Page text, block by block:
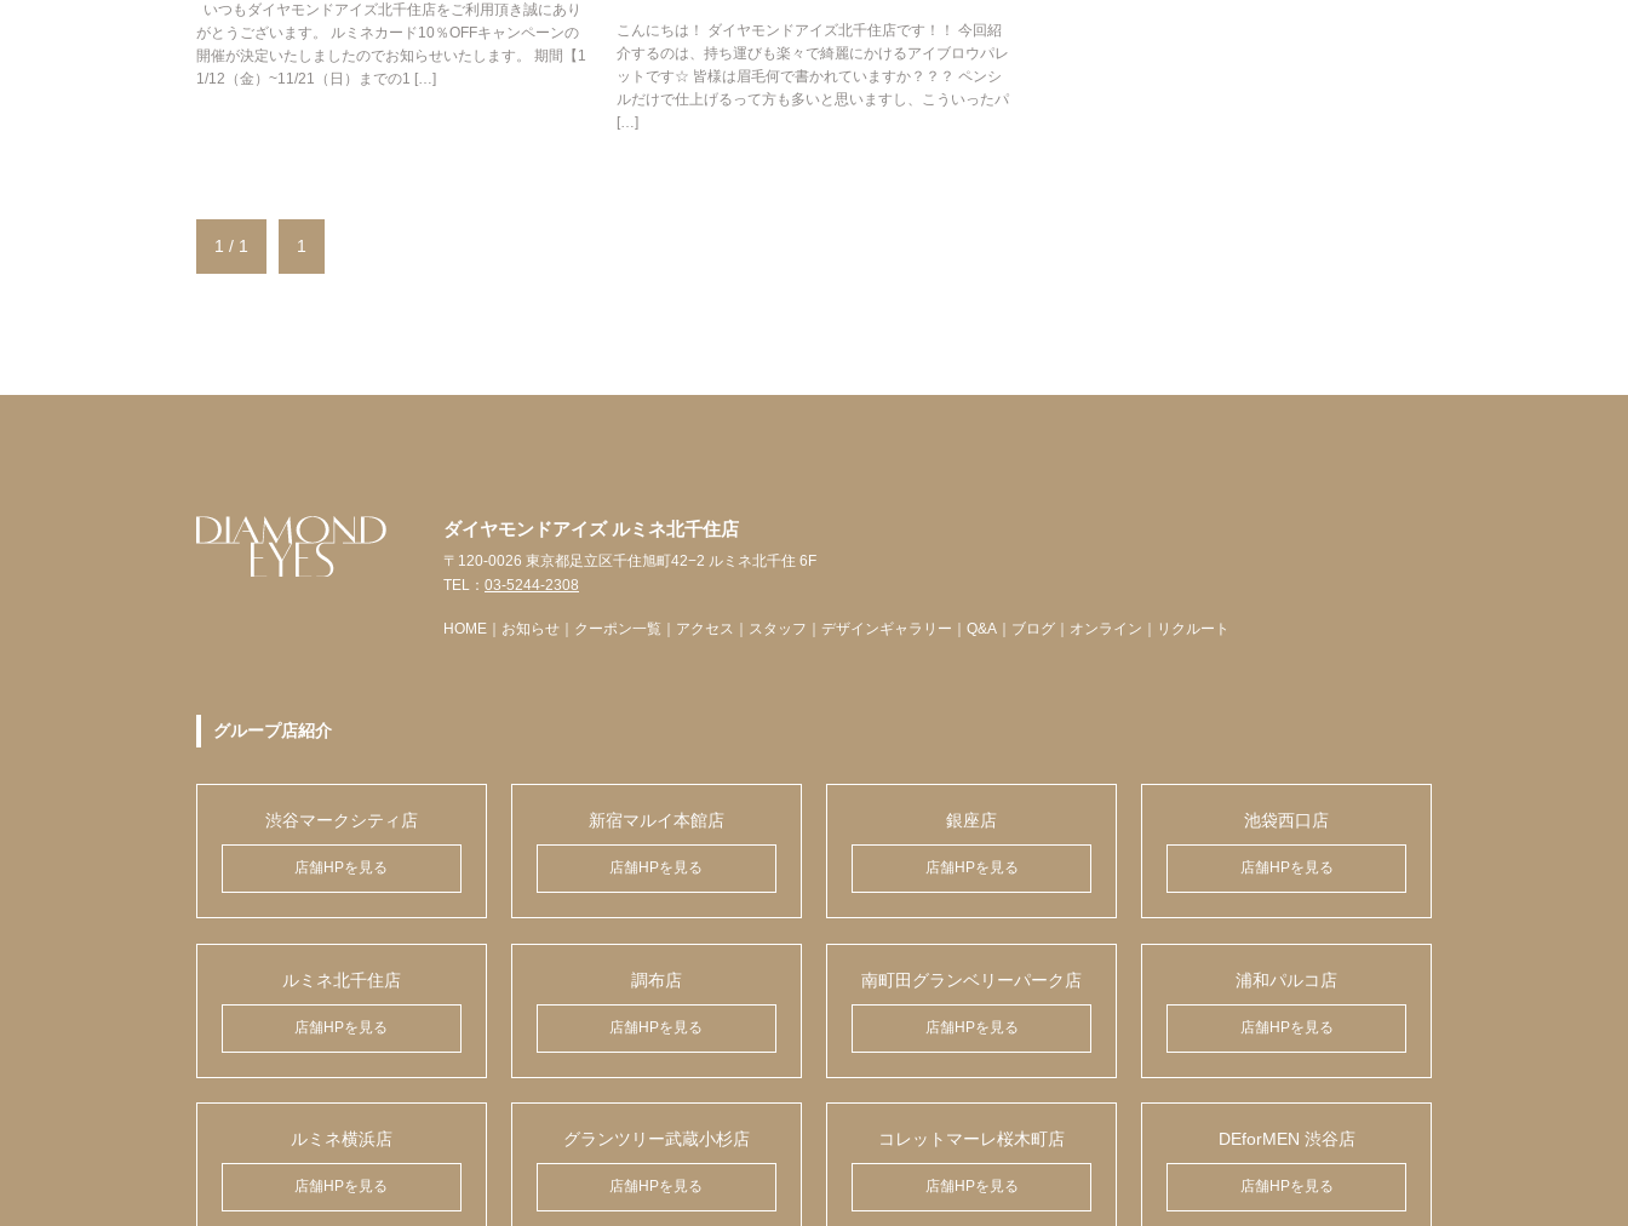
いつもダイヤモンドアイズ北千住店をご利用頂き誠にあり
がとうございます。 ルミネカード10％OFFキャンペーンの
開催が決定いたしましたのでお知らせいたします。 期間【1
1/12（金）~11/21（日）までの1 […]
こんにちは！ ダイヤモンドアイズ北千住店です！！ 今回紹
介するのは、持ち運びも楽々で綺麗にかけるアイブロウパレ
ットです☆ 皆様は眉毛何で書かれていますか？？？ ペンシ
ルだけで仕上げるって方も多いと思いますし、こういったパ
[…]
1 / 1 1
ダイヤモンドアイズ ルミネ北千住店
〒120-0026 東京都足立区千住旭町42−2 ルミネ北千住 6F
TEL： 03-5244-2308
HOME お知らせ クーポン一覧 アクセス スタッフ デザインギャラリー Q&A ブログ オンライン リクルート
グループ店紹介
渋谷マークシティ店
店舗HPを見る
新宿マルイ本館店
店舗HPを見る
銀座店
店舗HPを見る
池袋西口店
店舗HPを見る
ルミネ北千住店
店舗HPを見る
調布店
店舗HPを見る
南町田グランベリーパーク店
店舗HPを見る
浦和パルコ店
店舗HPを見る
ルミネ横浜店
店舗HPを見る
グランツリー武蔵小杉店
店舗HPを見る
コレットマーレ桜木町店
店舗HPを見る
DEforMEN 渋谷店
店舗HPを見る